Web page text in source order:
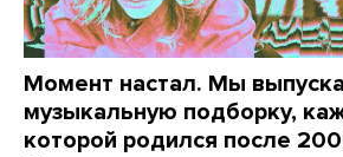
Момент настал. Мы
музыкальную подборку,
которой родился после